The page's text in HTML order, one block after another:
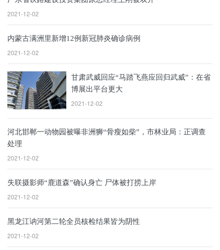
2021-12-02
内蒙古满洲里新增12例新冠肺炎确诊病例
2021-12-02
甘肃武威回应“马踏飞燕应回归武威”：在省
博展出平台更大
2021-12-02
河北邯郸一动物园被曝非洲狮“骨瘦如柴”，市林业局：正调查
处理
2021-12-02
失联摄影师“鹿道森”确认身亡 尸体被打捞上岸
2021-12-02
黑龙江讷河第二轮全员核检结果皆为阴性
2021-12-02